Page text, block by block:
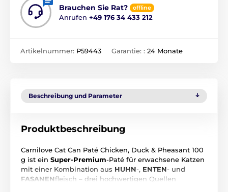
Brauchen Sie Rat? offline
Anrufen +49 176 34 433 212
Artikelnummer: P59443 Garantie: : 24 Monate
Beschreibung und Parameter
Produktbeschreibung
Carnilove Cat Can Paté Chicken, Duck & Pheasant 100
g ist ein Super-Premium-Paté für erwachsene Katzen
mit einer Kombination aus HUHN-, ENTEN- und
FASANENfleisch – drei hochwertigen Quellen